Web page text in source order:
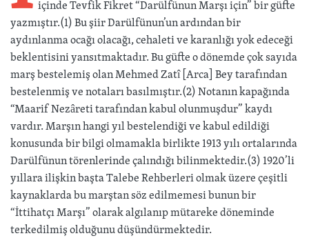
içinde Tevfik Fikret “Darülfünun Marşı için” bir güfte
yazmıştır.(1) Bu şiir Darülfünun’un ardından bir
aydınlanma ocağı olacağı, cehaleti ve karanlığı yok edeceği
beklentisini yansıtmaktadır. Bu güfte o dönemde çok sayıda
marş bestelemiş olan Mehmed Zatî [Arca] Bey tarafından
bestelenmiş ve notaları basılmıştır.(2) Notanın kapağında
“Maarif Nezâreti tarafından kabul olunmuşdur” kaydı
vardır. Marşın hangi yıl bestelendiği ve kabul edildiği
konusunda bir bilgi olmamakla birlikte 1913 yılı ortalarında
Darülfünun törenlerinde çalındığı bilinmektedir.(3) 1920’li
yıllara ilişkin başta Talebe Rehberleri olmak üzere çeşitli
kaynaklarda bu marştan söz edilmemesi bunun bir
“İttihatçı Marşı” olarak algılanıp mütareke döneminde
terkedilmiş olduğunu düşündürmektedir.